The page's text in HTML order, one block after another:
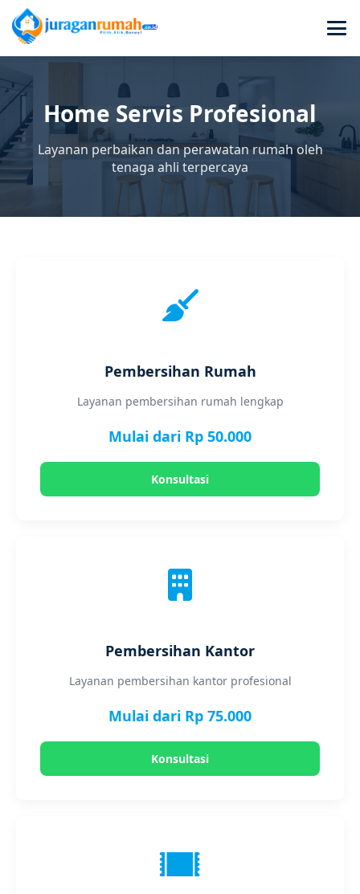
Home Servis Profesional
Layanan perbaikan dan perawatan rumah oleh
tenaga ahli terpercaya
Pembersihan Rumah
Layanan pembersihan rumah lengkap
Mulai dari Rp 50.000
Konsultasi
Pembersihan Kantor
Layanan pembersihan kantor profesional
Mulai dari Rp 75.000
Konsultasi